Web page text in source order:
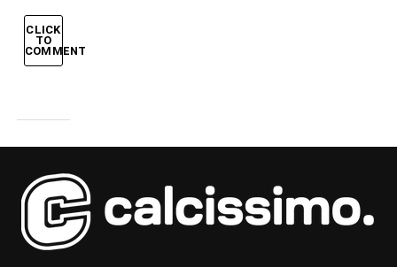
CLICK
TO
COMMENT